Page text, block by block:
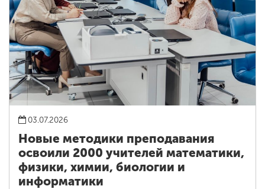
03.07.2026
Новые методики преподавания
освоили 2000 учителей математики,
физики, химии, биологии и
информатики